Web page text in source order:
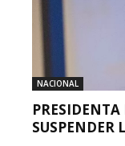
NACIONAL
SUSPENDER